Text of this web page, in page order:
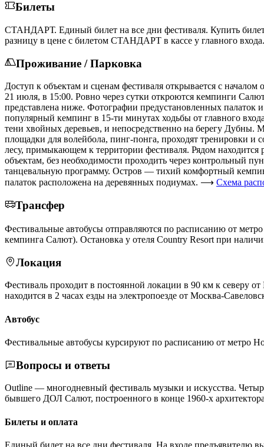
Билеты
СТАНДАРТ. Единый билет на все дни фестиваля. Купить
разницу в цене с билетом СТАНДАРТ в кассе у главного
Проживание / Парковка
Доступ к объектам и сценам фестиваля открывается с
21 июля, в 15:00. Ровно через сутки откроются кемпинги
представлена ниже. Фотографии предустановленных
популярный кемпинг в 15-ти минутах ходьбы от главного
тени хвойных деревьев, и непосредственно на берегу Дубны.
площадки для волейбола, пинг-понга, проходят тренировки и
лесу, примыкающем к территории фестиваля. Рядом
объектам, без необходимости проходить через контрольный
танцевальную программу. Остров — тихий комфортный
палаток расположена на деревянных подиумах. ⟶ Схема
Трансфер
Фестивальные автобусы отправляются по расписанию от
кемпинга Салют). Остановка у отеля Country Resort при
Локация
Фестиваль проходит в постоянной локации в 90 км к северу
находится в 2 часах езды на электропоезде от Москва-
Автобус
Фестивальные автобусы курсируют по расписанию от метро
Вопросы и ответы
Outline — многодневный фестиваль музыки и искусства.
бывшего ДОЛ Салют, построенного в конце 1960-х
Билеты и оплата
Единый билет на все дни фестиваля. На входе предъявителю